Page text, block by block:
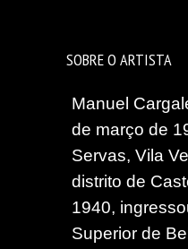
SOBRE O ARTISTA
Manuel
de março de
Servas, Vila
distrito de
1940,
Superior de